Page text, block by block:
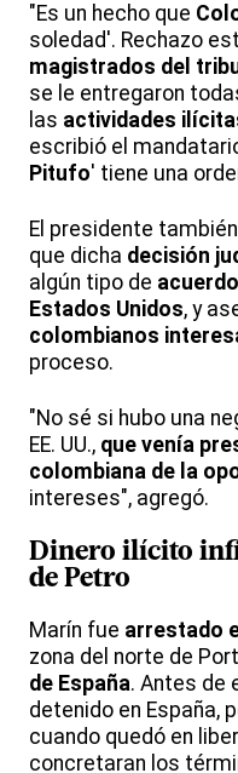
"Es un hecho que
soledad'. Rechazo
magistrados del
se le entregaron
las actividades
escribió el
Pitufo' tiene una
El presidente
que dicha decisión
algún tipo de
Estados Unidos, y
colombianos
proceso.
"No sé si hubo una
EE. UU., que venía
colombiana de la
intereses", agregó.
Dinero ilícito
de Petro
Marín fue arrestado
zona del norte de
de España. Antes de
detenido en España,
cuando quedó en
concretaran los